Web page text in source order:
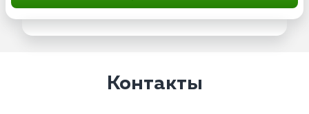
Контакты